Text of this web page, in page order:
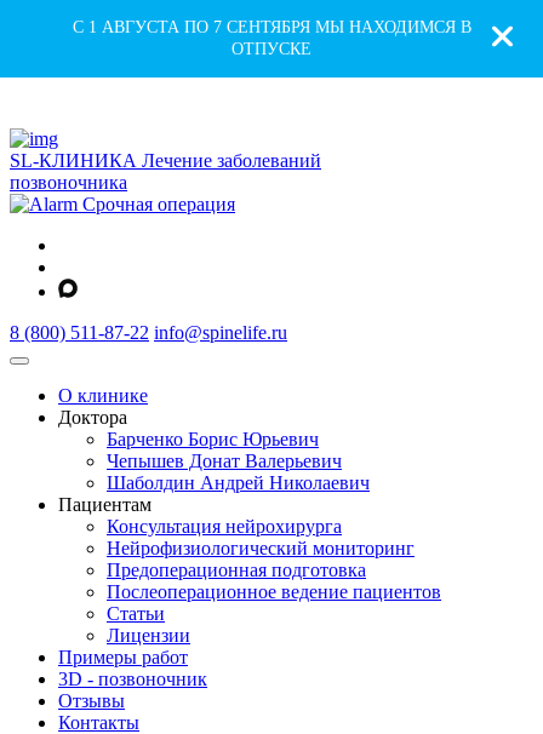
С 1 АВГУСТА ПО 7 СЕНТЯБРЯ МЫ НАХОДИМСЯ В
ОТПУСКЕ
SL-КЛИНИКА Лечение заболеваний
позвоночника
Срочная операция
8 (800) 511-87-22 info@spinelife.ru
О клинике
Доктора
Барченко Борис Юрьевич
Чепышев Донат Валерьевич
Шаболдин Андрей Николаевич
Пациентам
Консультация нейрохирурга
Нейрофизиологический мониторинг
Предоперационная подготовка
Послеоперационное ведение пациентов
Статьи
Лицензии
Примеры работ
3D - позвоночник
Отзывы
Контакты